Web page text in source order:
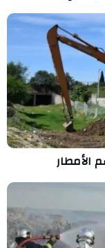
الأمطار